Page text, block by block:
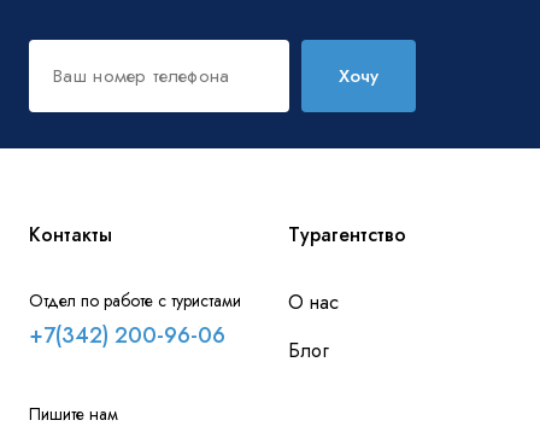
Хочу
Контакты
Отдел по работе с туристами
+7(342) 200-96-06
Пишите нам
Турагентство
О нас
Блог